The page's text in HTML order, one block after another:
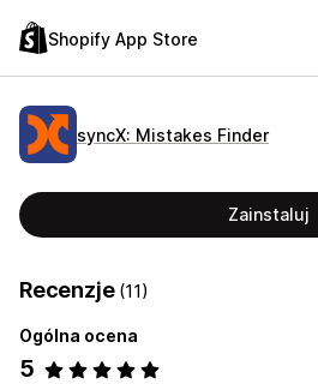
Shopify App Store
syncX: Mistakes Finder
Zainstaluj
Recenzje (11)
Ogólna ocena
5